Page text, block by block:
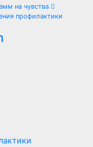
на чувства
профилактики